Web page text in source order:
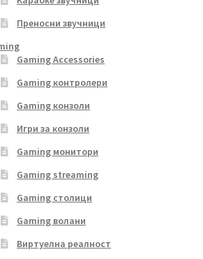
Преносни звучници
Gaming Accessories
Gaming контролери
Gaming конзоли
Игри за конзоли
Gaming монитори
Gaming streaming
Gaming столици
Gaming волани
Виртуелна реалност